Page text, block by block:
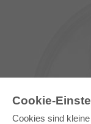
Cookie-
Cookies sind